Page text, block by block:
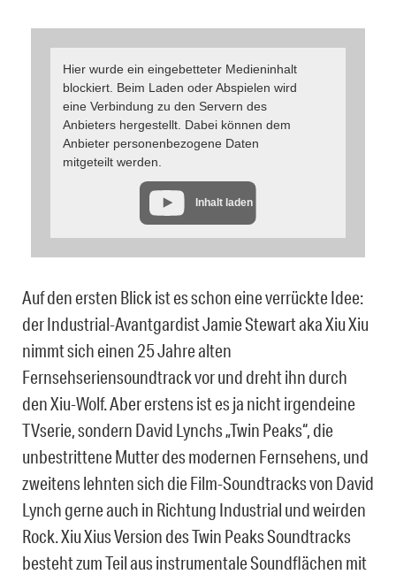
Hier wurde ein eingebetteter Medieninhalt
blockiert. Beim Laden oder Abspielen wird
eine Verbindung zu den Servern des
Anbieters hergestellt. Dabei können dem
Anbieter personenbezogene Daten
mitgeteilt werden.
Inhalt laden
Auf den ersten Blick ist es schon eine verrückte Idee:
der Industrial-Avantgardist Jamie Stewart aka Xiu Xiu
nimmt sich einen 25 Jahre alten
Fernsehseriensoundtrack vor und dreht ihn durch
den Xiu-Wolf. Aber erstens ist es ja nicht irgendeine
TVserie, sondern David Lynchs „Twin Peaks“, die
unbestrittene Mutter des modernen Fernsehens, und
zweitens lehnten sich die Film-Soundtracks von David
Lynch gerne auch in Richtung Industrial und weirden
Rock. Xiu Xius Version des Twin Peaks Soundtracks
besteht zum Teil aus instrumentale Soundflächen mit